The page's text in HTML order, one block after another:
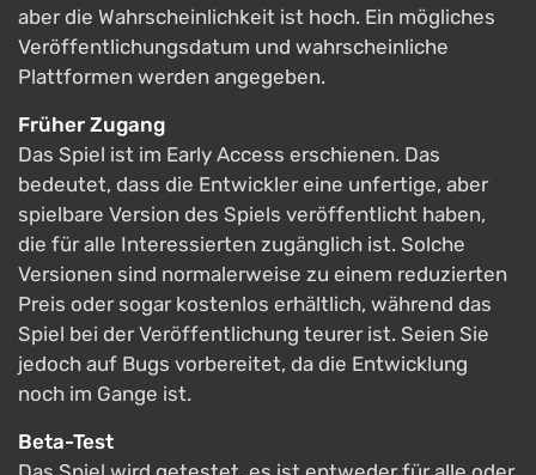
aber die Wahrscheinlichkeit ist hoch. Ein mögliches
Veröffentlichungsdatum und wahrscheinliche
Plattformen werden angegeben.
Früher Zugang
Das Spiel ist im Early Access erschienen. Das
bedeutet, dass die Entwickler eine unfertige, aber
spielbare Version des Spiels veröffentlicht haben,
die für alle Interessierten zugänglich ist. Solche
Versionen sind normalerweise zu einem reduzierten
Preis oder sogar kostenlos erhältlich, während das
Spiel bei der Veröffentlichung teurer ist. Seien Sie
jedoch auf Bugs vorbereitet, da die Entwicklung
noch im Gange ist.
Beta-Test